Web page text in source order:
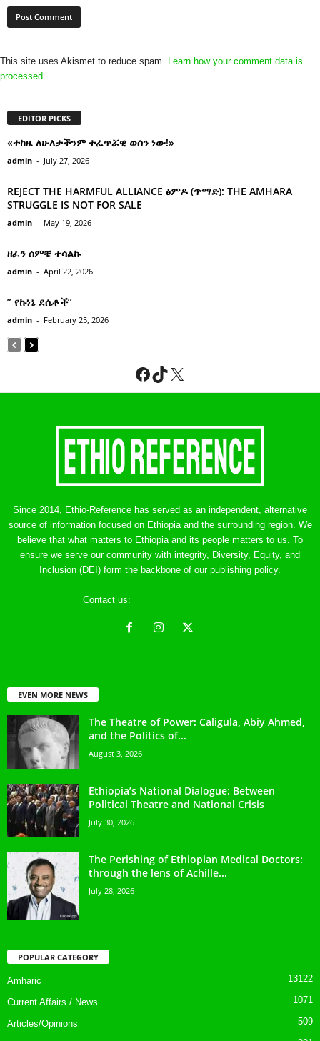
This site uses Akismet to reduce spam.
Learn how your comment data is
processed.
EDITOR PICKS
«ተከዜ ለሁለታችንም ተፈጥሯዊ ወሰን ነው!»
admin - July 27, 2026
REJECT THE HARMFUL ALLIANCE ፅምዶ (ጥማድ): THE AMHARA
STRUGGLE IS NOT FOR SALE
admin - May 19, 2026
ዘፈን ሰምቼ ተሳልኩ
admin - April 22, 2026
” የኩነኔ ደሴቶች’’
admin - February 25, 2026
Facebook
TikTok
X
Since 2014, Ethio-Reference has served as an independent, alternative
source of information focused on Ethiopia and the surrounding region. We
believe that what matters to Ethiopia and its people matters to us. To
ensure we serve our community with integrity, Diversity, Equity, and
Inclusion (DEI) form the backbone of our publishing policy.
Contact us:
EVEN MORE NEWS
The Theatre of Power: Caligula, Abiy Ahmed,
and the Politics of...
August 3, 2026
Ethiopia’s National Dialogue: Between
Political Theatre and National Crisis
July 30, 2026
The Perishing of Ethiopian Medical Doctors:
through the lens of Achille...
July 28, 2026
POPULAR CATEGORY
Amharic 13122
Current Affairs / News 1071
Articles/Opinions 509